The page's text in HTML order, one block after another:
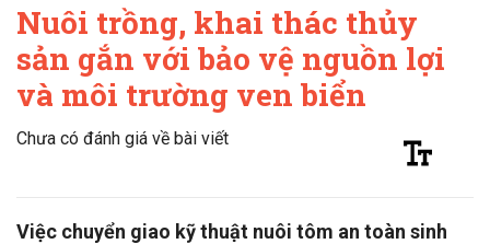
Nuôi trồng, khai thác thủy
sản gắn với bảo vệ nguồn lợi
và môi trường ven biển
Chưa có đánh giá về bài viết
Việc chuyển giao kỹ thuật nuôi tôm an toàn sinh